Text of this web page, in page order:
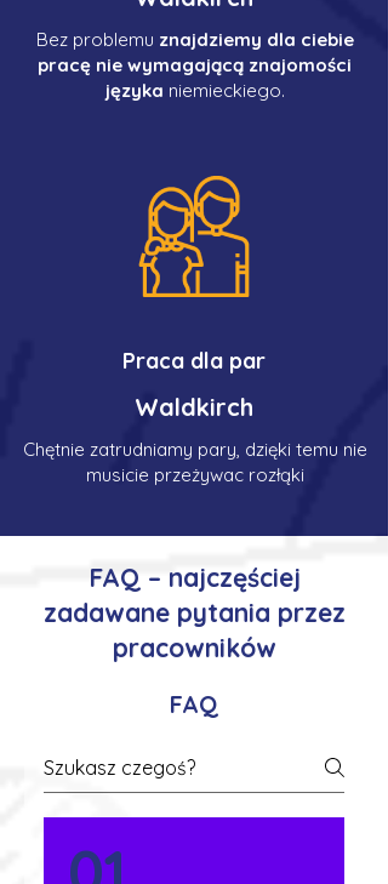
Bez problemu znajdziemy dla ciebie
pracę nie wymagającą znajomości
języka niemieckiego.
Praca dla par
Waldkirch
Chętnie zatrudniamy pary, dzięki temu nie
musicie przeżywac rozłąki
FAQ – najczęściej
zadawane pytania przez
pracowników
FAQ